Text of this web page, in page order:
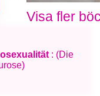
Visa fler
: (Die